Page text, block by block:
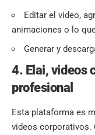
Editar el video,
animaciones o lo
Generar y
4. Elai, videos
profesional
Esta plataforma es
videos corporativos.